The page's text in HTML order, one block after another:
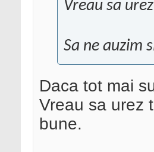
Vreau sa
Sa ne auzim
Daca tot mai
Vreau sa urez
bune.